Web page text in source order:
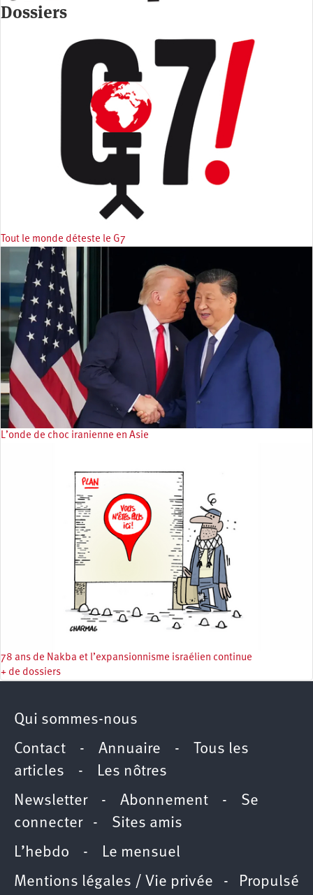
Dossiers
Tout le monde déteste le G7
L’onde de choc iranienne en Asie
78 ans de Nakba et l’expansionnisme israélien continue
+ de dossiers
Qui sommes-nous
Contact - Annuaire -
Tous les
articles - Les nôtres
Newsletter- Abonnement - Se
connecter- Sites amis
L’hebdo - Le mensuel
Mentions légales / Vie privée - Propulsé